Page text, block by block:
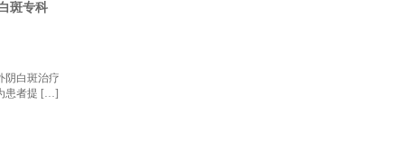
斑专科
阴白斑治疗
患者提 […]